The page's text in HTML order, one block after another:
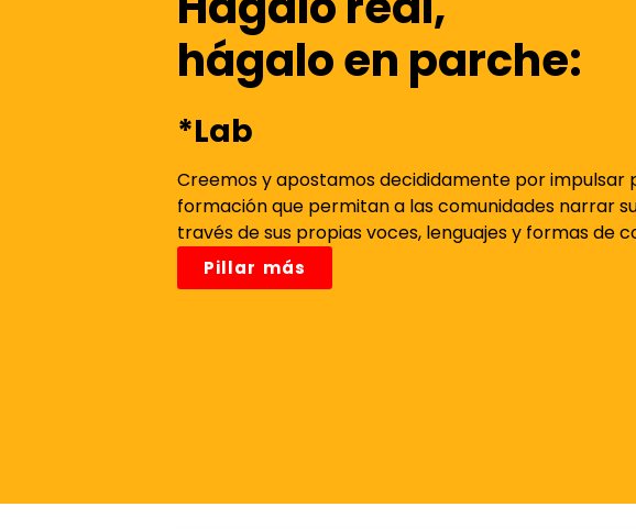
hágalo en parche:
*Lab
Creemos y apostamos decididamente por impulsar
formación que permitan a las comunidades narrar
través de sus propias voces, lenguajes y formas de
Pillar más